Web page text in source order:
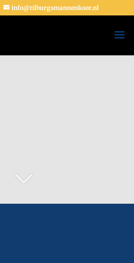
info@tilburgsmannenkoor.nl
3